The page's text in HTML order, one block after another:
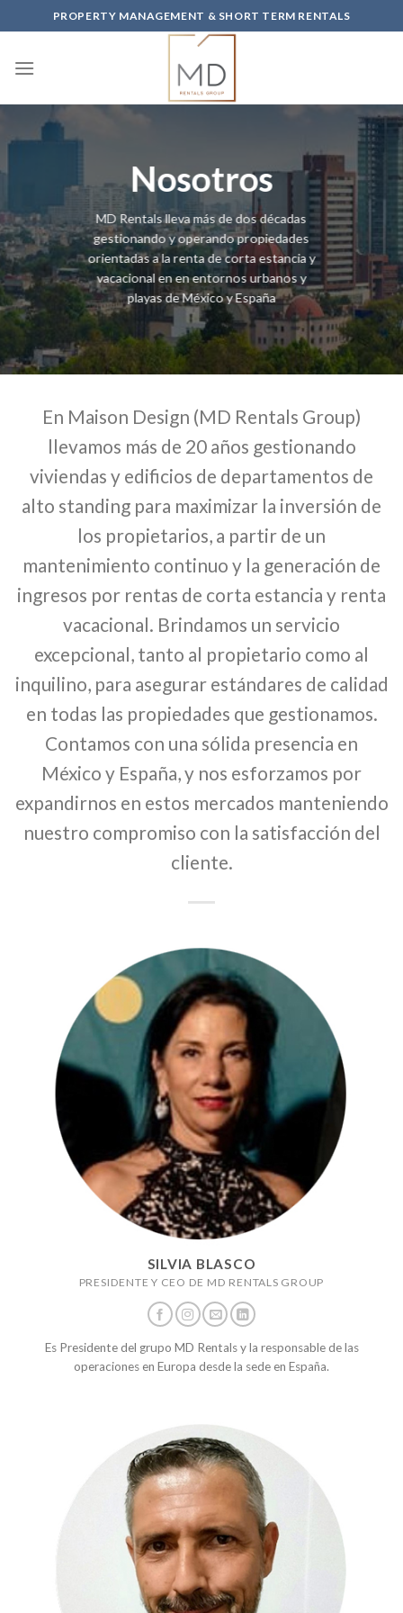
to
PROPERTY MANAGEMENT & SHORT TERM RENTALS
Nosotros
MD Rentals lleva más de dos décadas
gestionando y operando propiedades
orientadas a la renta de corta estancia y
vacacional en en entornos urbanos y
playas de México y España
En Maison Design (MD Rentals Group)
llevamos más de 20 años gestionando
viviendas y edificios de departamentos de
alto standing para maximizar la inversión de
los propietarios, a partir de un
mantenimiento continuo y la generación de
ingresos por rentas de corta estancia y renta
vacacional. Brindamos un servicio
excepcional, tanto al propietario como al
inquilino, para asegurar estándares de calidad
en todas las propiedades que gestionamos.
Contamos con una sólida presencia en
México y España, y nos esforzamos por
expandirnos en estos mercados manteniendo
nuestro compromiso con la satisfacción del
cliente.
SILVIA BLASCO
PRESIDENTE Y CEO DE MD RENTALS GROUP
Es Presidente del grupo MD Rentals y la responsable de las
operaciones en Europa desde la sede en España.